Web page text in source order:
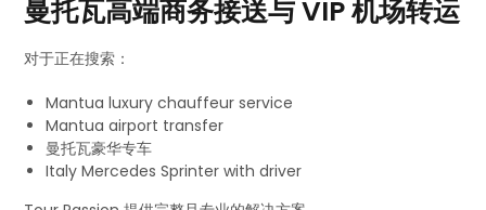
曼托瓦高端商务接送与 VIP 机场转运
对于正在搜索：
Mantua luxury chauffeur service
Mantua airport transfer
曼托瓦豪华专车
Italy Mercedes Sprinter with driver